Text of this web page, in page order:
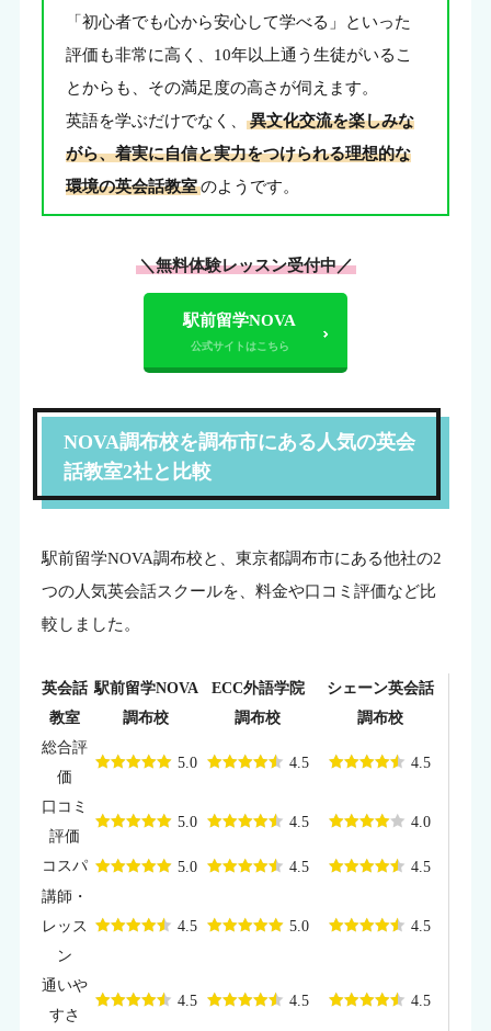
「初心者でも心から安心して学べる」といった
評価も非常に高く、10年以上通う生徒がいるこ
とからも、その満足度の高さが伺えます。
英語を学ぶだけでなく、
異文化交流を楽しみな
がら、着実に自信と実力をつけられる理想的な
環境の英会話教室のようです。
＼無料体験レッスン受付中／
駅前留学NOVA
NOVA調布校を調布市にある人気の英会
話教室2社と比較
駅前留学NOVA調布校と、東京都調布市にある他社の2
つの人気英会話スクールを、料金や口コミ評価など比
較しました。
英会話
教室
駅前留学NOVA
調布校
ECC外語学院
調布校
シェーン英会話
調布校
総合評
価
5.0 4.5 4.5
口コミ
評価
5.0 4.5 4.0
コスパ 5.0 4.5
4.5
講師・
レッス
ン
4.5 5.0 4.5
通いや
すさ
4.5 4.5 4.5